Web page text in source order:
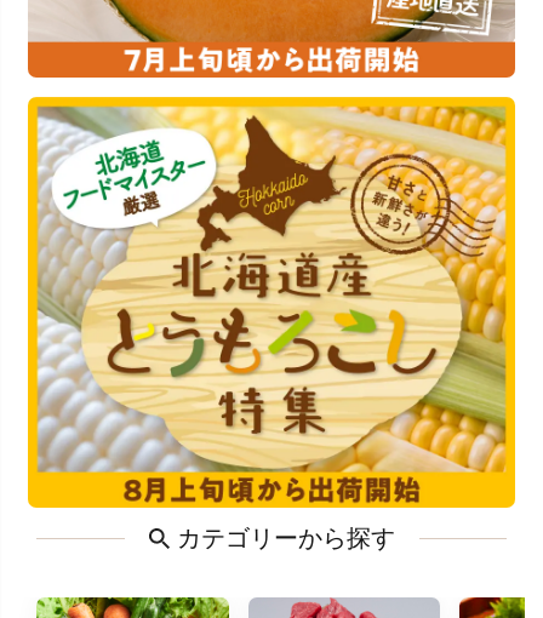
カテゴリーから探す